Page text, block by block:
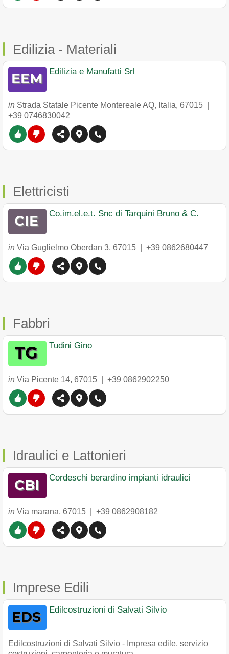
Edilizia - Materiali
Edilizia e Manufatti Srl
in Strada Statale Picente Montereale AQ, Italia, 67015
+39 0746830042
Elettricisti
Co.im.el.e.t. Snc di Tarquini Bruno & C.
in Via Guglielmo Oberdan 3, 67015 +39 0862680447
Fabbri
Tudini Gino
in Via Picente 14, 67015 +39 0862902250
Idraulici e Lattonieri
Cordeschi berardino impianti idraulici
in Via marana, 67015 +39 0862908182
Imprese Edili
Edilcostruzioni di Salvati Silvio
Edilcostruzioni di Salvati Silvio - Impresa edile, servizio